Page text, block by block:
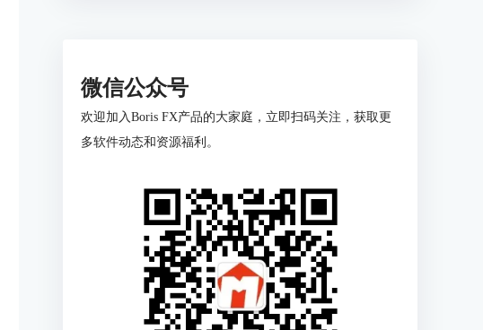
微信公众号
欢迎加入Boris FX产品的大家庭，立即扫码关注，获取更
多软件动态和资源福利。